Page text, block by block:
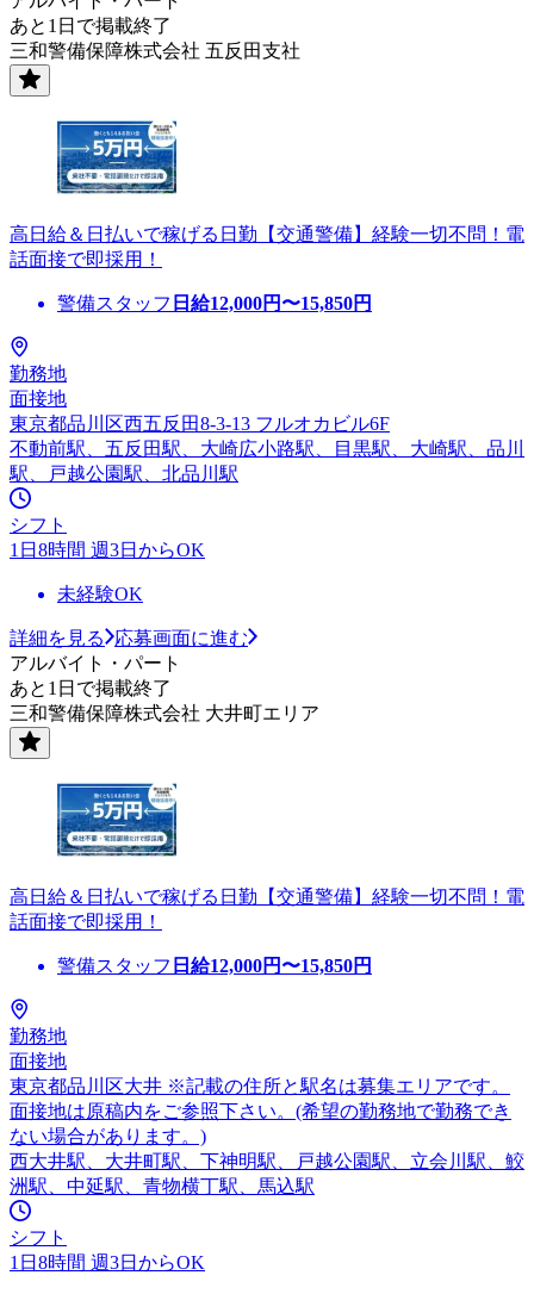
あと1日で掲載終了
三和警備保障株式会社 五反田支社
高日給＆日払いで稼げる日勤【交通警備】経験一切不問！電
話面接で即採用！
警備スタッフ 日給12,000円〜15,850円
勤務地
面接地
東京都品川区西五反田8-3-13 フルオカビル6F
不動前駅、五反田駅、大崎広小路駅、目黒駅、大崎駅、品川
駅、戸越公園駅、北品川駅
シフト
1日8時間 週3日からOK
未経験OK
詳細を見る
応募画面に進む
アルバイト・パート
あと1日で掲載終了
三和警備保障株式会社 大井町エリア
高日給＆日払いで稼げる日勤【交通警備】経験一切不問！電
話面接で即採用！
警備スタッフ 日給12,000円〜15,850円
勤務地
面接地
東京都品川区大井 ※記載の住所と駅名は募集エリアです。
面接地は原稿内をご参照下さい。(希望の勤務地で勤務でき
ない場合があります。)
西大井駅、大井町駅、下神明駅、戸越公園駅、立会川駅、鮫
洲駅、中延駅、青物横丁駅、馬込駅
シフト
1日8時間 週3日からOK